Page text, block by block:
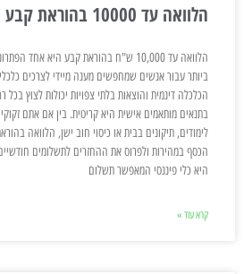
הלוואה עד 10000 בהוראת קבע
הלוואה עד 10,000 ש"ח בהוראת קבע היא
ביותר עבור אנשים שמחפשים מענה מיידי לצרכים
הכלכלה דינמית והוצאות בלתי צפויות יכולות לצוץ
בתנאים מותאמים אישית היא קריטית. בין אם אתם
לימודים, תיקונים בבית או כיסוי חוב ישן, הלוואה
הכסף במהירות ולפרוס את ההחזרים לתשלומים
היא כלי פיננסי המאפשר תשלום
קרא עוד »